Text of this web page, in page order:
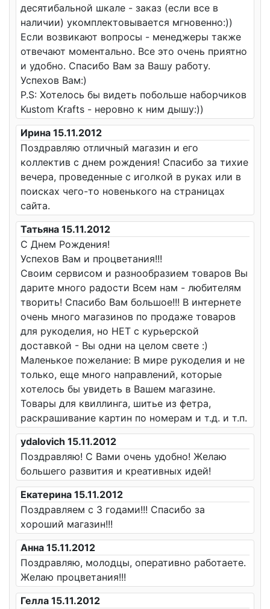
десятибальной шкале - заказ (если все в
наличии) укомплектовывается мгновенно:))
Если возвикают вопросы - менеджеры также
отвечают моментально. Все это очень приятно
и удобно. Спасибо Вам за Вашу работу.
Успехов Вам:)
P.S: Хотелось бы видеть побольше наборчиков
Kustom Krafts - неровно к ним дышу:))
Ирина 15.11.2012
Поздравляю отличный магазин и его
коллектив с днем рождения! Спасибо за тихие
вечера, проведенные с иголкой в руках или в
поисках чего-то новенького на страницах
сайта.
Татьяна 15.11.2012
С Днем Рождения!
Успехов Вам и процветания!!!
Своим сервисом и разнообразием товаров Вы
дарите много радости Всем нам - любителям
творить! Спасибо Вам большое!!! В интернете
очень много магазинов по продаже товаров
для рукоделия, но НЕТ с курьерской
доставкой - Вы одни на целом свете :)
Маленькое пожелание: В мире рукоделия и не
только, еще много направлений, которые
хотелось бы увидеть в Вашем магазине.
Товары для квиллинга, шитье из фетра,
раскрашивание картин по номерам и т.д. и т.п.
ydalovich 15.11.2012
Поздравляю! С Вами очень удобно! Желаю
большего развития и креативных идей!
Екатерина 15.11.2012
Поздравляем с 3 годами!!! Спасибо за
хороший магазин!!!
Анна 15.11.2012
Поздравляю, молодцы, оперативно работаете.
Желаю процветания!!!
Гелла 15.11.2012